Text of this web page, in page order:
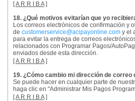
[A R R I B A]
18. ¿Qué motivos evitarían que yo
Los correos electrónicos de confirmación y
de customerservice@acipayonline.com y el
para evitar la entrega de correos
relacionados con Programar Pagos/
enviados desde esta dirección.
[A R R I B A]
19. ¿Cómo cambio mi dirección de
Se puede hacer en cualquier parte de
haga clic en "Administrar Mis Pagos
[A R R I B A]